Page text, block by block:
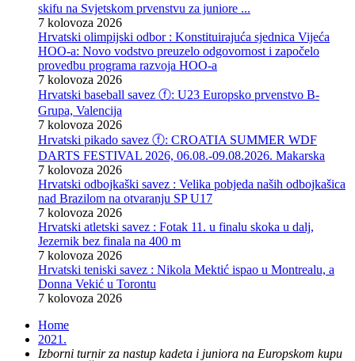
skifu na Svjetskom prvenstvu za juniore ...
7 kolovoza 2026
Hrvatski olimpijski odbor : Konstituirajuća sjednica Vijeća
HOO-a: Novo vodstvo preuzelo odgovornost i započelo
provedbu programa razvoja HOO-a
7 kolovoza 2026
Hrvatski baseball savez ⓕ: U23 Europsko prvenstvo B-
Grupa, Valencija
7 kolovoza 2026
Hrvatski pikado savez ⓕ: CROATIA SUMMER WDF
DARTS FESTIVAL 2026, 06.08.-09.08.2026. Makarska
7 kolovoza 2026
Hrvatski odbojkaški savez : Velika pobjeda naših odbojkašica
nad Brazilom na otvaranju SP U17
7 kolovoza 2026
Hrvatski atletski savez : Fotak 11. u finalu skoka u dalj,
Jezernik bez finala na 400 m
7 kolovoza 2026
Hrvatski teniski savez : Nikola Mektić ispao u Montrealu, a
Donna Vekić u Torontu
7 kolovoza 2026
Home
2021.
Izborni turnir za nastup kadeta i juniora na Europskom kupu